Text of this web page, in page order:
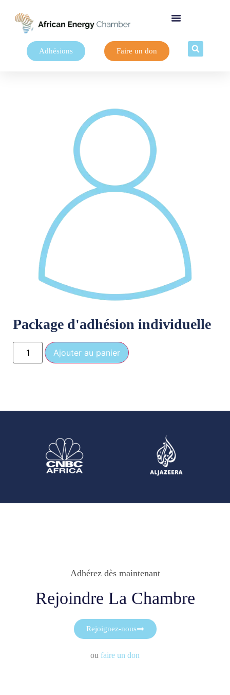
Adhésions Faire un don
Package d'adhésion individuelle
Ajouter au panier
Adhérez dès maintenant
Rejoindre La Chambre
Rejoignez-nous
ou faire un don